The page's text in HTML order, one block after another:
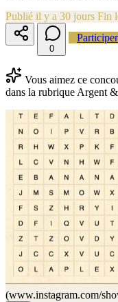
Publié il y a 30 jours Fin
0
Participer
Vous aimez ce
dans la rubrique Argent
(www.instagram.com/